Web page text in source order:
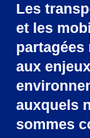
Les
et les
partagées
aux
auxquels
sommes